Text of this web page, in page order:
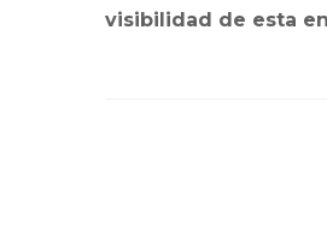
visibilidad de esta